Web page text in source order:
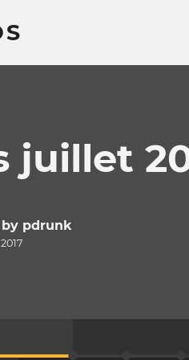
juillet
pdrunk